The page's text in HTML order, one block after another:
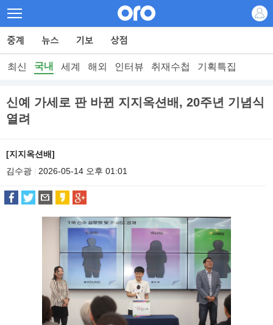
최신 국내 세계 해외 인터뷰 취재수첩 기획특집
신예 가세로 판 바뀐 지지옥션배, 20주년 기념식
열려
[지지옥션배]
김수광
2026-05-14 오후 01:01